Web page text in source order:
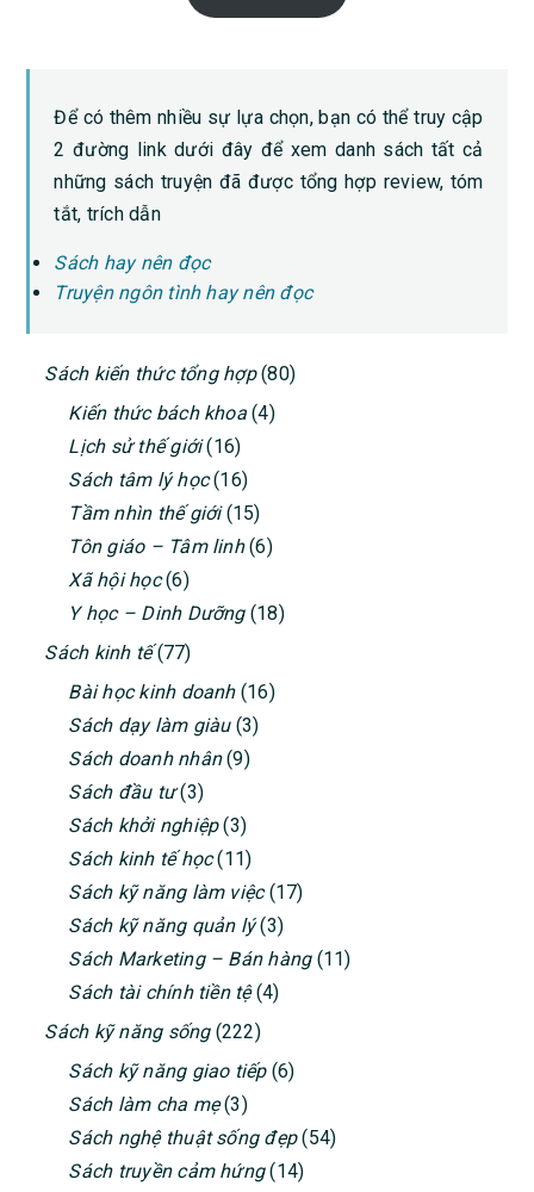
Để có thêm nhiều sự lựa chọn, bạn có thể truy cập
2 đường link dưới đây để xem danh sách tất cả
những sách truyện đã được tổng hợp review, tóm
tắt, trích dẫn
Sách hay nên đọc
Truyện ngôn tình hay nên đọc
PRIMARY
SIDEBAR
Sách kiến thức tổng hợp(80)
Kiến thức bách khoa(4)
Lịch sử thế giới(16)
Sách tâm lý học(16)
Tầm nhìn thế giới(15)
Tôn giáo – Tâm linh(6)
Xã hội học(6)
Y học – Dinh Dưỡng(18)
Sách kinh tế(77)
Bài học kinh doanh(16)
Sách dạy làm giàu(3)
Sách doanh nhân(9)
Sách đầu tư(3)
Sách khởi nghiệp(3)
Sách kinh tế học(11)
Sách kỹ năng làm việc(17)
Sách kỹ năng quản lý(3)
Sách Marketing – Bán hàng(11)
Sách tài chính tiền tệ(4)
Sách kỹ năng sống(222)
Sách kỹ năng giao tiếp(6)
Sách làm cha mẹ(3)
Sách nghệ thuật sống đẹp(54)
Sách truyền cảm hứng(14)